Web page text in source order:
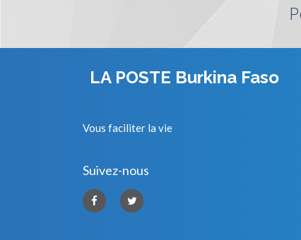
LA POSTE Burkina Faso
Vous faciliter la vie
Suivez-nous